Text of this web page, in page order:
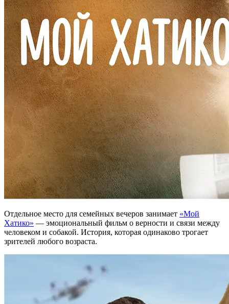
Отдельное место для семейных вечеров занимает «Мой
Хатико» — эмоциональный фильм о верности и связи между
человеком и собакой. История, которая одинаково трогает
зрителей любого возраста.